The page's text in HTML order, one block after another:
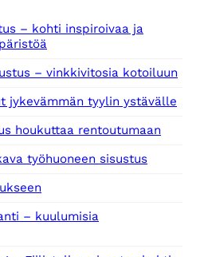
– kohti inspiroivaa ja
– vinkkivitosia kotoiluun
jykevämmän tyylin ystävälle
houkuttaa rentoutumaan
työhuoneen sisustus
– kuulumisia